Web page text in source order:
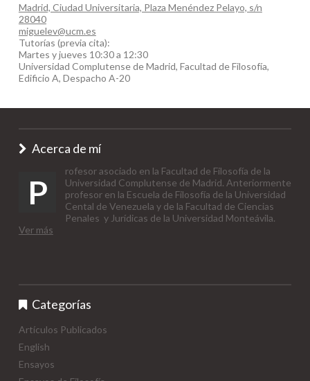
Madrid, Ciudad Universitaria, Plaza Menéndez Pelayo, s/n
28040
miguelev@ucm.es
Tutorías (previa cita):
Martes y jueves 10:30 a 12:30
Universidad Complutense de Madrid, Facultad de Filosofía,
Edificio A, Despacho A-20
Acerca de mí
P
rofesor asociado en la Facultad de Filosofía de la
Universidad Complutense de Madrid. Anteriormente
profesor en la Escuela de Filosofía de la Universidad
Cental de Venezuela y de la Facultad de Ciencias
Penales y Jurídicas de la Universidad Monteávila.
Ver más
Categorías
Artículos Publicados
English
Ensayos